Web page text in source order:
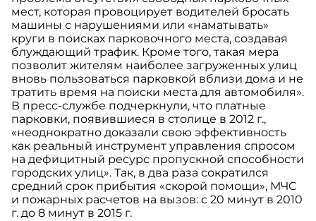
мест, которая провоцирует водителей бросать
машины с нарушениями или «наматывать»
круги в поисках парковочного места, создавая
блуждающий трафик. Кроме того, такая мера
позволит жителям наиболее загруженных улиц
вновь пользоваться парковкой вблизи дома и не
тратить время на поиски места для автомобиля».
В пресс-службе подчеркнули, что платные
парковки, появившиеся в столице в 2012 г.,
«неоднократно доказали свою эффективность
как реальный инструмент управления спросом
на дефицитный ресурс пропускной способности
городских улиц». Так, в два раза сократился
средний срок прибытия «скорой помощи», МЧС
и пожарных расчетов на вызов: с 20 минут в 2010
г. до 8 минут в 2015 г.